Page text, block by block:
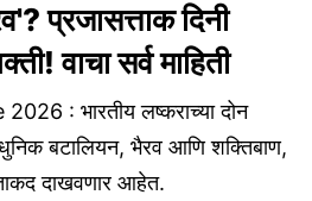
प्रजासत्ताक दिनी
वाचा सर्व माहिती
: भारतीय लष्कराच्या दोन
बटालियन, भैरव आणि शक्तिबाण,
दाखवणार आहेत.